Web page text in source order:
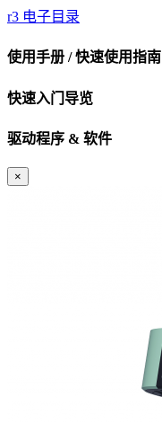
r3 电子目录
使用手册 / 快速使用指南
快速入门导览
驱动程序 & 软件
×